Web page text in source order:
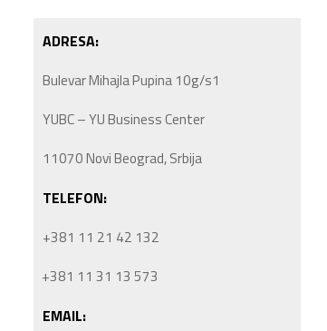
ADRESA:
Bulevar Mihajla Pupina 10g/s1
YUBC – YU Business Center
11070 Novi Beograd, Srbija
TELEFON:
+381 11 21 42 132
+381 11 31 13 573
EMAIL: